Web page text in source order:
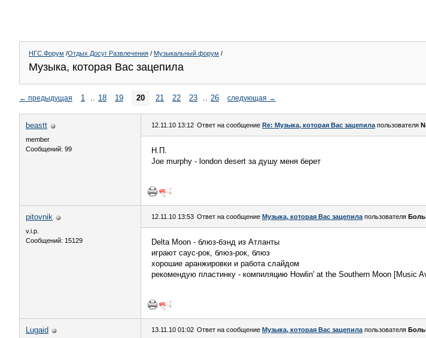
НГС.Форум /Отдых Досуг Развлечения / Музыкальный форум /
Музыка, которая Вас зацепила
← предыдущая 1 .. 18 19 20 21 22 23 .. 26 следующая →
beastt
member
Сообщений: 99
12.11.10 13:12 Ответ на сообщение Re: Музыка, которая Вас зацепила пользователя
Н.П.
Joe murphy - london desert за душу меня берет
pitovnik
v.i.p.
Сообщений: 15129
12.11.10 13:53 Ответ на сообщение Музыка, которая Вас зацепила пользователя
Delta Moon - блюз-бэнд из Атланты
играют саус-рок, блюз-рок, блюз
хорошие аранжировки и работа слайдом
рекомендую пластинку - компиляцию Howlin' at the Southern Moon [Music
Lugaid 13.11.10 01:02 Ответ на сообщение Музыка, которая Вас зацепила пользователя